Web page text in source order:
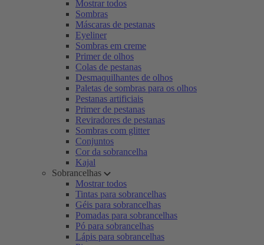
Mostrar todos
Sombras
Máscaras de pestanas
Eyeliner
Sombras em creme
Primer de olhos
Colas de pestanas
Desmaquilhantes de olhos
Paletas de sombras para os olhos
Pestanas artificiais
Primer de pestanas
Reviradores de pestanas
Sombras com glitter
Conjuntos
Cor da sobrancelha
Kajal
Sobrancelhas
Mostrar todos
Tintas para sobrancelhas
Géis para sobrancelhas
Pomadas para sobrancelhas
Pó para sobrancelhas
Lápis para sobrancelhas